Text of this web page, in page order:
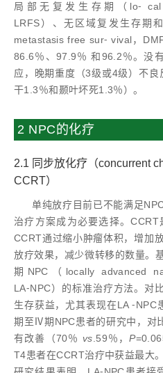
局部无复发生存期（lo⁃ cal
LRFS）、无区域复发生存期
metastasis free sur⁃ vival，
86.6％、97.9％ 和96.2％。没
应，晚期重度（3级或4级）不
干1.3％和颞叶坏死1.3％）。
2 NPC的化疗
2.1 同步放化疗（concurrent
CCRT）
单纯放疗目前已不能满足
治疗方案成为必要选择。CCRT
CCRT通过缩小肿瘤体积，增加
放疗效果，减少微转移的数量。
期NPC（locally advanced
LA⁃NPC）的标准治疗方法。对
生存获益，尤其表现在LA ⁃NPC
期至Ⅳ期NPC患者的研究中，对
有改善（70％ vs .59％，P
T4患者在CCRT治疗中获益最大